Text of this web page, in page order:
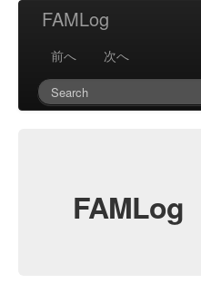
FAMLog
前へ
次へ
FAMLog